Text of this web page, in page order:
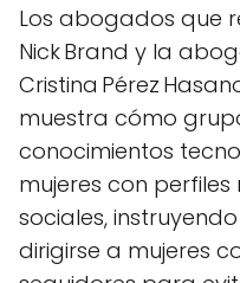
Los abogados que
Nick Brand y la
Cristina Pérez
muestra cómo
conocimientos
mujeres con
sociales,
dirigirse a mujeres